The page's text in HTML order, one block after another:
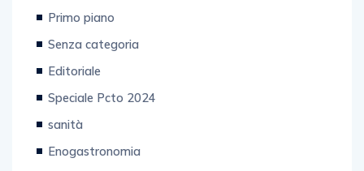
Primo piano
Senza categoria
Editoriale
Speciale Pcto 2024
sanità
Enogastronomia